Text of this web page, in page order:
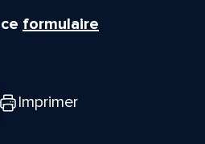
formulaire
Imprimer